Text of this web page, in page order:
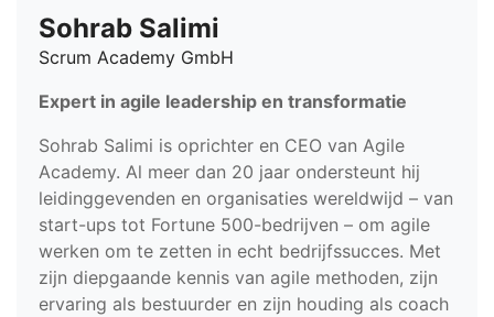
Sohrab Salimi
Scrum Academy GmbH
Expert in agile leadership en transformatie
Sohrab Salimi is oprichter en CEO van Agile
Academy. Al meer dan 20 jaar ondersteunt hij
leidinggevenden en organisaties wereldwijd – van
start-ups tot Fortune 500-bedrijven – om agile
werken om te zetten in echt bedrijfssucces. Met
zijn diepgaande kennis van agile methoden, zijn
ervaring als bestuurder en zijn houding als coach